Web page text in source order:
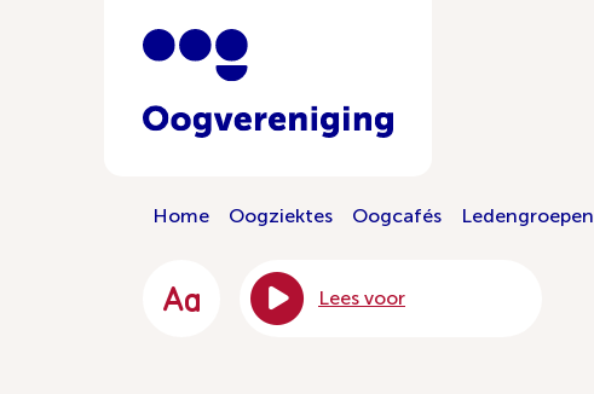
Home Oogziektes Oogcafés Ledengroepen
Lees voor